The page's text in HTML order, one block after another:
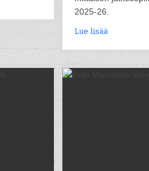
2025-26.
Lue lisää